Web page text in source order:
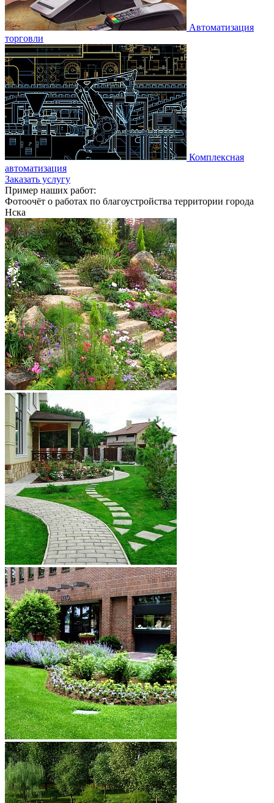
Автоматизация
торговли
Комплексная
автоматизация
Заказать услугу
Пример наших работ:
Фотоочёт о работах по благоустройства территории города
Нска